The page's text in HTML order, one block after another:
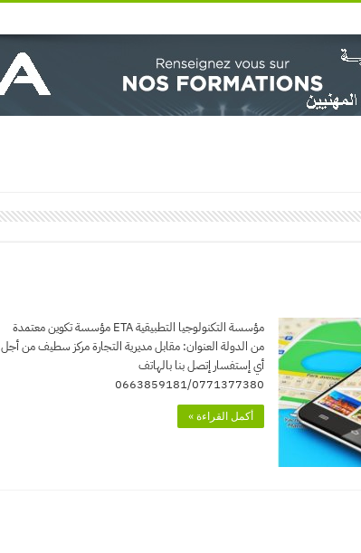
مؤسسة التكنولوجيا التطبيقية ETA مؤسسة تكوين معتمدة
من الدولة العنوان: مقابل مديرية التجارة مركز سطيف من أجل
أي إستفسار إتصل بنا بالهاتف
0663859181/0771377380
أكمل القراءة »